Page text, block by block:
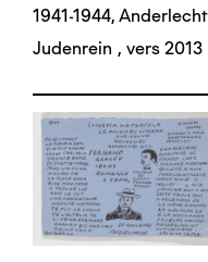
1941-1944, Anderlecht
Judenrein , vers 2013